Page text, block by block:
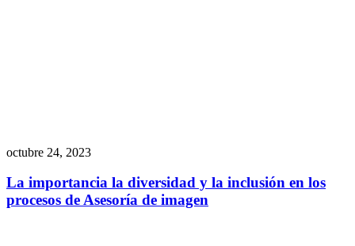
octubre 24, 2023
La importancia la diversidad y la inclusión en los
procesos de Asesoría de imagen